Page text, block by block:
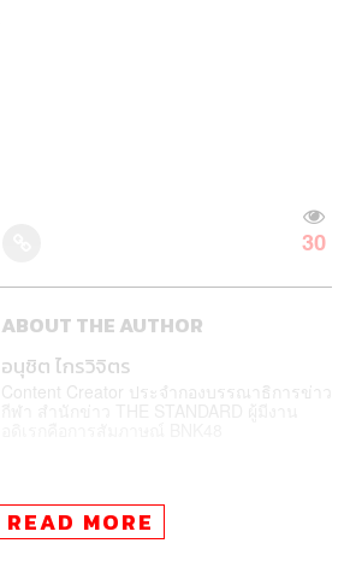
30
ABOUT THE AUTHOR
อนุชิต ไกรวิจิตร
Content Creator ประจำกองบรรณาธิการข่าว
READ MORE